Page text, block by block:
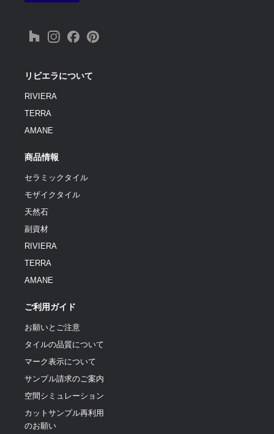
リビエラについて
RIVIERA
TERRA
AMANE
商品情報
セラミックタイル
モザイクタイル
天然石
副資材
RIVIERA
TERRA
AMANE
ご利用ガイド
お願いとご注意
タイルの品質について
マーク表示について
サンプル請求のご案内
空間シミュレーション
カットサンプル再利用
のお願い